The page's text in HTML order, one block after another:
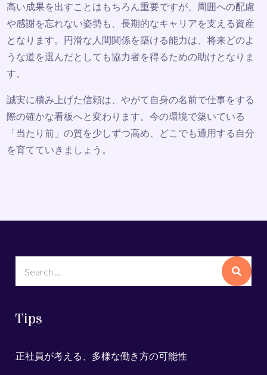
高い成果を出すことはもちろん重要ですが、周囲への配慮
や感謝を忘れない姿勢も、長期的なキャリアを支える資産
となります。円滑な人間関係を築ける能力は、将来どのよ
うな道を選んだとしても協力者を得るための助けとなりま
す。
誠実に積み上げた信頼は、やがて自身の名前で仕事をする
際の確かな看板へと変わります。今の環境で築いている
「当たり前」の質を少しずつ高め、どこでも通用する自分
を育てていきましょう。
Tips
正社員が考える、多様な働き方の可能性